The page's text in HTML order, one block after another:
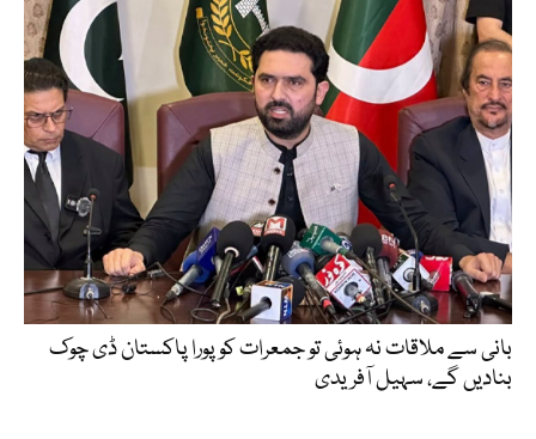
بانی سے ملاقات نہ ہوئی تو جمعرات کو پورا پاکستان ڈی چوک
بنادیں گے، سہیل آفریدی